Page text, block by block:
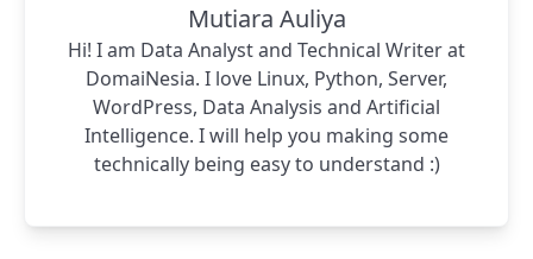
Mutiara Auliya
Hi! I am Data Analyst and Technical Writer at
DomaiNesia. I love Linux, Python, Server,
WordPress, Data Analysis and Artificial
Intelligence. I will help you making some
technically being easy to understand :)